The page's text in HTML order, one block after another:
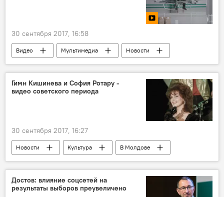
30 сентября 2017, 16:58
Видео Мультимедиа Новости
Гимн Кишинева и София Ротару -
видео советского периода
30 сентября 2017, 16:27
Новости Культура
В Молдове
Общество
Кишинев
София Ротару
видеосюжет
Новости Кишинева
Достов: влияние соцсетей на
результаты выборов преувеличено